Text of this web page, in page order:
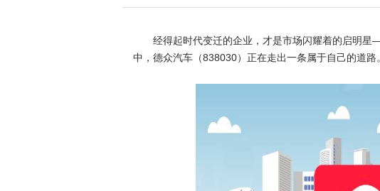
经得起时代变迁的企业，才是市场闪耀着的启明
中，德众汽车（838030）正在走出一条属于自己的道路。